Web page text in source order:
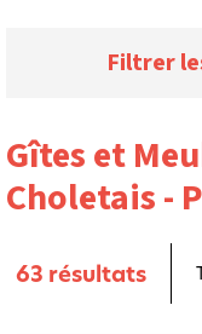
Filtrer
Gîtes et
Choletais -
63 résultats